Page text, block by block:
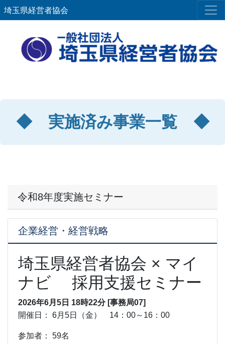
埼玉県経営者協会
◆ 実施済み事業一覧 ◆
令和8年度実施セミナー
企業経営・経営戦略
埼玉県経営者協会 × マイ
ナビ 採用支援セミナー
2026年6月5日 18時22分 [事務局07]
開催日： 6月5日（金） 14：00～16：00
参加者： 59名